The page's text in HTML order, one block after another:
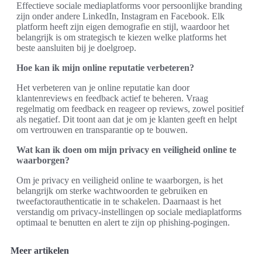
Effectieve sociale mediaplatforms voor persoonlijke branding
zijn onder andere LinkedIn, Instagram en Facebook. Elk
platform heeft zijn eigen demografie en stijl, waardoor het
belangrijk is om strategisch te kiezen welke platforms het
beste aansluiten bij je doelgroep.
Hoe kan ik mijn online reputatie verbeteren?
Het verbeteren van je online reputatie kan door
klantenreviews en feedback actief te beheren. Vraag
regelmatig om feedback en reageer op reviews, zowel positief
als negatief. Dit toont aan dat je om je klanten geeft en helpt
om vertrouwen en transparantie op te bouwen.
Wat kan ik doen om mijn privacy en veiligheid online te
waarborgen?
Om je privacy en veiligheid online te waarborgen, is het
belangrijk om sterke wachtwoorden te gebruiken en
tweefactorauthenticatie in te schakelen. Daarnaast is het
verstandig om privacy-instellingen op sociale mediaplatforms
optimaal te benutten en alert te zijn op phishing-pogingen.
Meer artikelen